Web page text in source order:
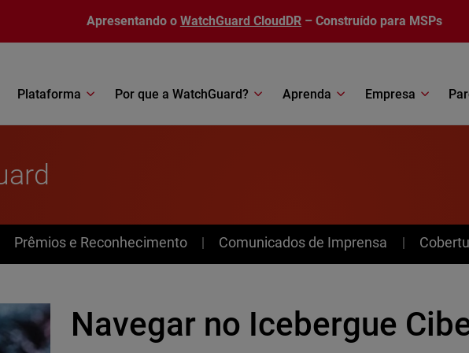
Apresentando o WatchGuard CloudDR – Construído para MSPs
Plataforma Por que a WatchGuard? Aprenda Empresa
Prêmios e Reconhecimento Comunicados de Imprensa
Navegar no Icebergue